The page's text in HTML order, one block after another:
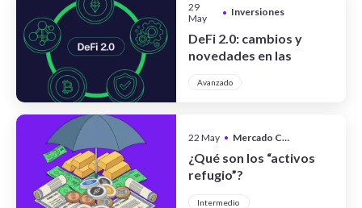
29
May
• Inversiones
DeFi 2.0: cambios y
novedades en las
descentralizadas
Avanzado
22 May • Mercado Cripto
¿Qué son los “activos
refugio”?
Intermedio